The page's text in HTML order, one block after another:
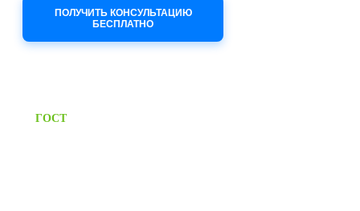
ПОЛУЧИТЬ КОНСУЛЬТАЦИЮ
БЕСПЛАТНО
ГОСТПредоставляем паспорт